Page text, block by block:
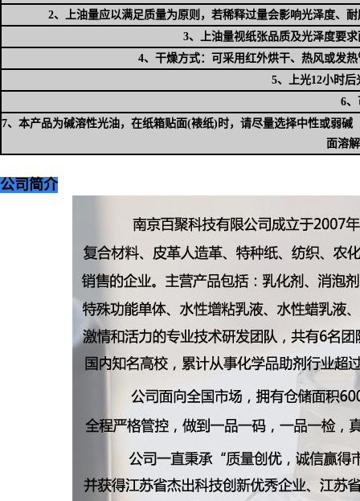
2、上油量应以满足质量为原则，若稀释过量会影响光泽度、
3、上油量视纸张品质及光泽度要
4、干燥方式：可采用红外烘干、热风或发
5、上光12小时
6
7、本产品为碱溶性光油，在纸箱贴面(裱纸)时，请尽量选择中性或弱
面溶
公司简介